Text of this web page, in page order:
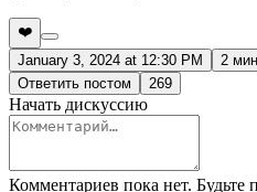
❤️
January 3, 2024 at 12:30 PM
2 мин
Ответить постом
269
Начать дискуссию
Комментариев пока нет. Будьте